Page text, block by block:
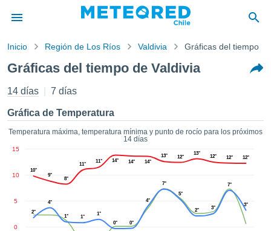
de
por
para
que la
que se
a este
y
forma
Inicio Región de Los Ríos Valdivia Gráficas del tiempo
Gráficas del tiempo de Valdivia
14 días 7 días
Gráfica de Temperatura
Temperatura máxima, temperatura mínima y punto de rocío para los próximos
14 días
0
5
10
15
10°
9°
8°
11°
11° 14° 14° 14°
13° 12°
13°
12° 12° 12°
2°
4°
1° 1°
1°
0°
0°
4°
7°
5°
2° 3°
7°
3°